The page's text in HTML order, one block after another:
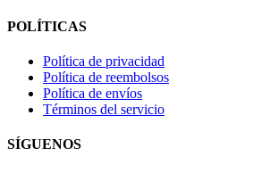
POLÍTICAS
Política de privacidad
Política de reembolsos
Política de envíos
Términos del servicio
SÍGUENOS